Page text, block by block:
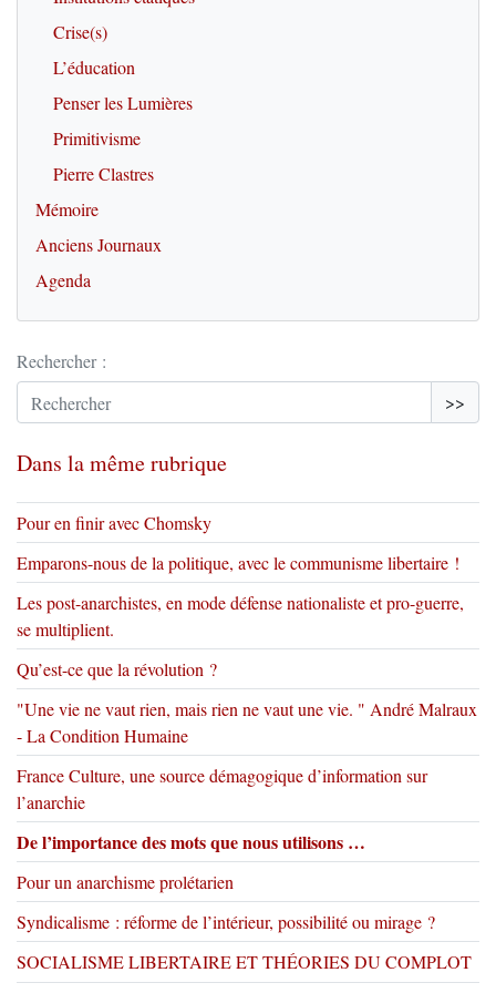
Crise(s)
L’éducation
Penser les Lumières
Primitivisme
Pierre Clastres
Mémoire
Anciens Journaux
Agenda
Rechercher :
>>
Dans la même rubrique
Pour en finir avec Chomsky
Emparons-nous de la politique, avec le communisme libertaire !
Les post-anarchistes, en mode défense nationaliste et pro-guerre,
se multiplient.
Qu’est-ce que la révolution ?
"Une vie ne vaut rien, mais rien ne vaut une vie. " André Malraux
- La Condition Humaine
France Culture, une source démagogique d’information sur
l’anarchie
De l’importance des mots que nous utilisons …
Pour un anarchisme prolétarien
Syndicalisme : réforme de l’intérieur, possibilité ou mirage ?
SOCIALISME LIBERTAIRE ET THÉORIES DU COMPLOT